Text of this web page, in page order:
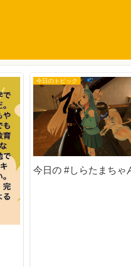
今日のトピック
今日の #しらたまちゃ